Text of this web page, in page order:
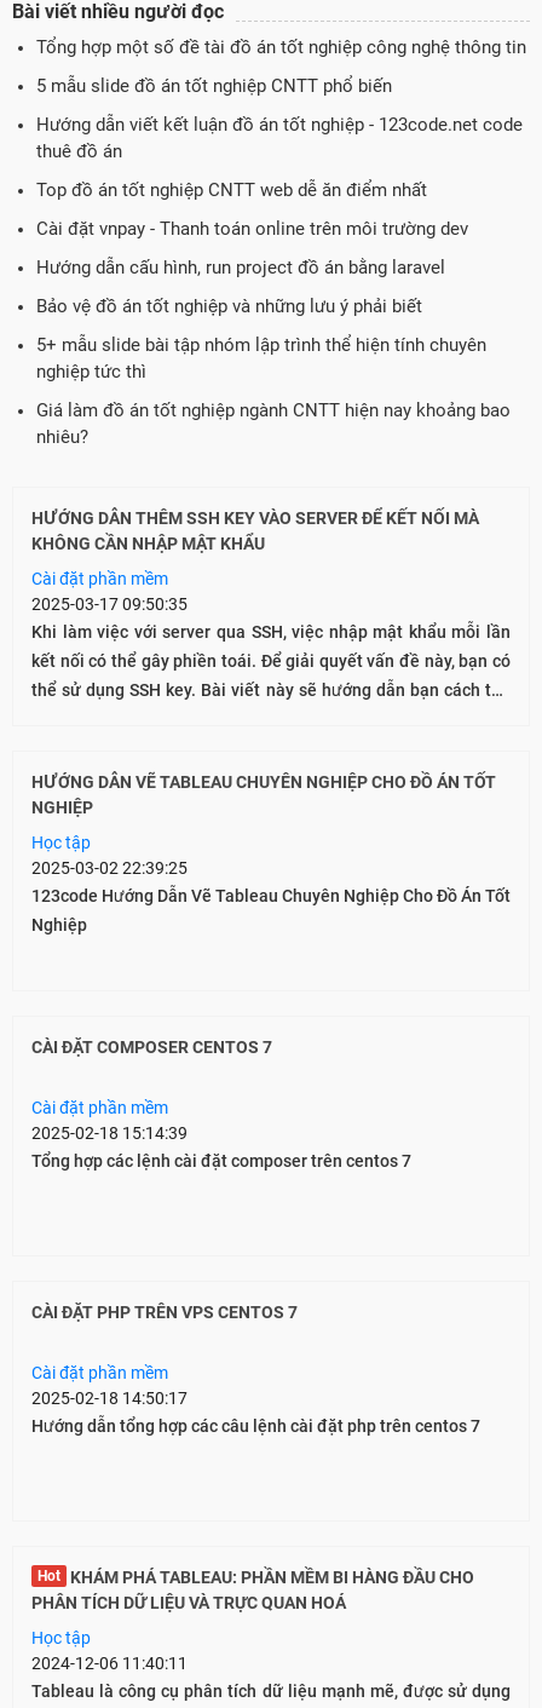
Bài viết nhiều người đọc
Tổng hợp một số đề tài đồ án tốt nghiệp công nghệ thông tin
5 mẫu slide đồ án tốt nghiệp CNTT phổ biến
Hướng dẫn viết kết luận đồ án tốt nghiệp - 123code.net code
thuê đồ án
Top đồ án tốt nghiệp CNTT web dễ ăn điểm nhất
Cài đặt vnpay - Thanh toán online trên môi trường dev
Hướng dẫn cấu hình, run project đồ án bằng laravel
Bảo vệ đồ án tốt nghiệp và những lưu ý phải biết
5+ mẫu slide bài tập nhóm lập trình thể hiện tính chuyên
nghiệp tức thì
Giá làm đồ án tốt nghiệp ngành CNTT hiện nay khoảng bao
nhiêu?
HƯỚNG DẪN THÊM SSH KEY VÀO SERVER ĐỂ KẾT NỐI MÀ
KHÔNG CẦN NHẬP MẬT KHẨU
Cài đặt phần mềm
2025-03-17 09:50:35
Khi làm việc với server qua SSH, việc nhập mật khẩu mỗi lần
kết nối có thể gây phiền toái. Để giải quyết vấn đề này, bạn có
thể sử dụng SSH key. Bài viết này sẽ hướng dẫn bạn cách tạo
HƯỚNG DẪN VẼ TABLEAU CHUYÊN NGHIỆP CHO ĐỒ ÁN TỐT
NGHIỆP
Học tập
2025-03-02 22:39:25
123code Hướng Dẫn Vẽ Tableau Chuyên Nghiệp Cho Đồ Án Tốt
Nghiệp
CÀI ĐẶT COMPOSER CENTOS 7
Cài đặt phần mềm
2025-02-18 15:14:39
Tổng hợp các lệnh cài đặt composer trên centos 7
CÀI ĐẶT PHP TRÊN VPS CENTOS 7
Cài đặt phần mềm
2025-02-18 14:50:17
Hướng dẫn tổng hợp các câu lệnh cài đặt php trên centos 7
Hot
PHÂN TÍCH DỮ LIỆU VÀ TRỰC QUAN HOÁ
Học tập
2024-12-06 11:40:11
Tableau là công cụ phân tích dữ liệu mạnh mẽ, được sử dụng